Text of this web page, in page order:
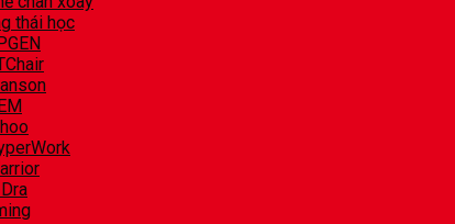
thái học